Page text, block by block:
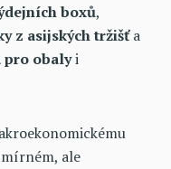
boxů,
z asijských tržišťa
obalyi
ale